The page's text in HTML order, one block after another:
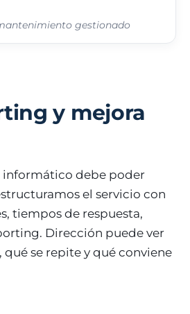
gestionado
y mejora
debe poder
el servicio con
tiempos de respuesta,
Dirección puede ver
qué se repite y qué conviene